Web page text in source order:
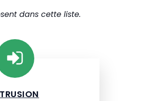
dans cette liste.